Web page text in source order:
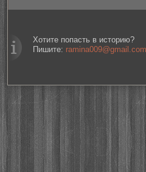
Хотите попасть в историю?
Пишите: ramina009@gmail.com